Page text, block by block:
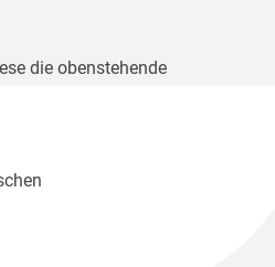
die obenstehende